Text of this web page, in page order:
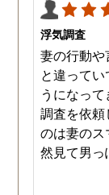
浮気調査
妻の行動
と違ってい
うになっ
調査を依頼
のは妻のス
然見て男っ
からです
なり帰り